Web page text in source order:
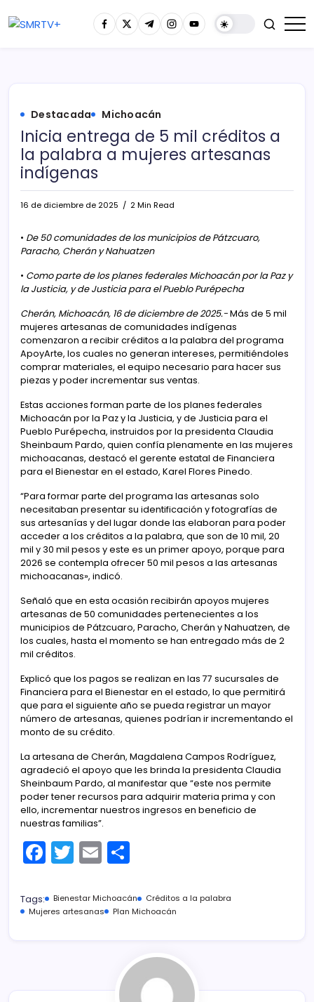
Destacada Michoacán
Inicia entrega de 5 mil créditos a
la palabra a mujeres artesanas
indígenas
16 de diciembre de 2025 2 Min Read
• De 50 comunidades de los municipios de Pátzcuaro,
Paracho, Cherán y Nahuatzen
• Como parte de los planes federales Michoacán por la Paz y
la Justicia, y de Justicia para el Pueblo Purépecha
Cherán, Michoacán, 16 de diciembre de 2025.-Más de 5 mil
mujeres artesanas de comunidades indígenas
comenzaron a recibir créditos a la palabra del programa
ApoyArte, los cuales no generan intereses, permitiéndoles
comprar materiales, el equipo necesario para hacer sus
piezas y poder incrementar sus ventas.
Estas acciones forman parte de los planes federales
Michoacán por la Paz y la Justicia, y de Justicia para el
Pueblo Purépecha, instruidos por la presidenta Claudia
Sheinbaum Pardo, quien confía plenamente en las mujeres
michoacanas, destacó el gerente estatal de Financiera
para el Bienestar en el estado, Karel Flores Pinedo.
“Para formar parte del programa las artesanas solo
necesitaban presentar su identificación y fotografías de
sus artesanías y del lugar donde las elaboran para poder
acceder a los créditos a la palabra, que son de 10 mil, 20
mil y 30 mil pesos y este es un primer apoyo, porque para
2026 se contempla ofrecer 50 mil pesos a las artesanas
michoacanas», indicó.
Señaló que en esta ocasión recibirán apoyos mujeres
artesanas de 50 comunidades pertenecientes a los
municipios de Pátzcuaro, Paracho, Cherán y Nahuatzen, de
los cuales, hasta el momento se han entregado más de 2
mil créditos.
Explicó que los pagos se realizan en las 77 sucursales de
Financiera para el Bienestar en el estado, lo que permitirá
que para el siguiente año se pueda registrar un mayor
número de artesanas, quienes podrían ir incrementando el
monto de su crédito.
La artesana de Cherán, Magdalena Campos Rodríguez,
agradeció el apoyo que les brinda la presidenta Claudia
Sheinbaum Pardo, al manifestar que “este nos permite
poder tener recursos para adquirir materia prima y con
ello, incrementar nuestros ingresos en beneficio de
nuestras familias”.
F
a
c
e
T
w
itt
er
E
m
ai
l
m
p
tir
Tags: Bienestar Michoacán
Créditos a la palabra
Mujeres artesanas
Plan Michoacán